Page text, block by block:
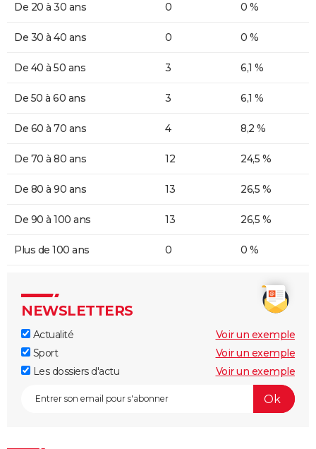
De 20 à 30 ans 0 0 %
De 30 à 40 ans 0 0 %
De 40 à 50 ans 3 6,1 %
De 50 à 60 ans 3 6,1 %
De 60 à 70 ans 4 8,2 %
De 70 à 80 ans 12 24,5 %
De 80 à 90 ans 13 26,5 %
De 90 à 100 ans 13 26,5 %
Plus de 100 ans 0 0 %
NEWSLETTERS
Actualité
Voir un exemple
Sport
Voir un exemple
Les dossiers d'actu
Voir un exemple